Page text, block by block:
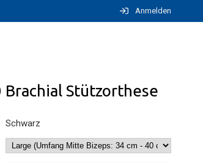
Anmelden
Brachial Stützorthese
Schwarz